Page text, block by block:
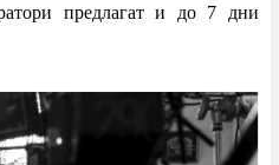
предлагат и до 7 дни